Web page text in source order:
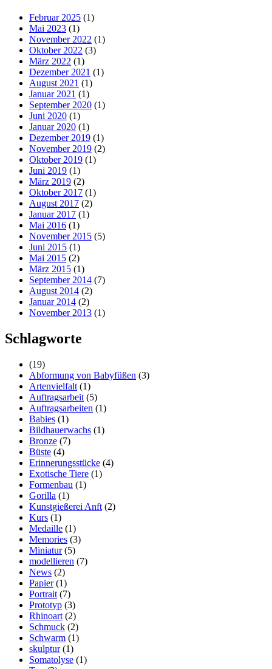
Februar 2025 (1)
Mai 2023 (1)
November 2022 (1)
Oktober 2022 (3)
März 2022 (1)
Dezember 2021 (1)
August 2021 (1)
Januar 2021 (1)
September 2020 (1)
Juni 2020 (1)
Januar 2020 (1)
Dezember 2019 (1)
November 2019 (2)
Oktober 2019 (1)
Juni 2019 (1)
März 2019 (2)
Oktober 2017 (1)
August 2017 (2)
Januar 2017 (1)
Mai 2016 (1)
November 2015 (5)
Juni 2015 (1)
Mai 2015 (2)
März 2015 (1)
September 2014 (7)
August 2014 (2)
Januar 2014 (2)
November 2013 (1)
Schlagworte
(19)
Abformung von Babyfüßen (3)
Artenvielfalt (1)
Auftragsarbeit (5)
Auftragsarbeiten (1)
Babies (1)
Bildhauerwachs (1)
Bronze (7)
Büste (4)
Erinnerungsstücke (4)
Exotische Tiere (1)
Formenbau (1)
Gorilla (1)
Kunstgießerei Anft (2)
Kurs (1)
Medaille (1)
Memories (3)
Miniatur(5)
modellieren (7)
News (2)
Papier(1)
Portrait (7)
Prototyp (3)
Rhinoart (2)
Schmuck (2)
Schwarm (1)
skulptur(1)
Somatolyse (1)